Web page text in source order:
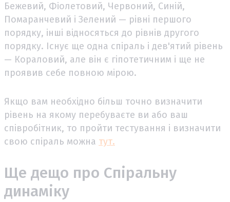
Бежевий, Фіолетовий, Червоний, Синій,
Помаранчевий і Зелений — рівні першого
порядку, інші відносяться до рівнів другого
порядку. Існує ще одна спіраль і дев'ятий рівень
— Кораловий, але він є гіпотетичним і ще не
проявив себе повною мірою.
Якщо вам необхідно більш точно визначити
рівень на якому перебуваєте ви або ваш
співробітник, то пройти тестування і визначити
свою спіраль можна тут.
Ще дещо про Спіральну
динаміку